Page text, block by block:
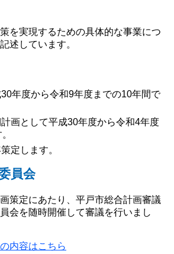
を実現するための具体的な事業につ
述しています。
年度から令和9年度までの10年間で
画として平成30年度から令和4年度
定します。
員会
策定にあたり、平戸市総合計画審議
会を随時開催して審議を行いまし
内容はこちら